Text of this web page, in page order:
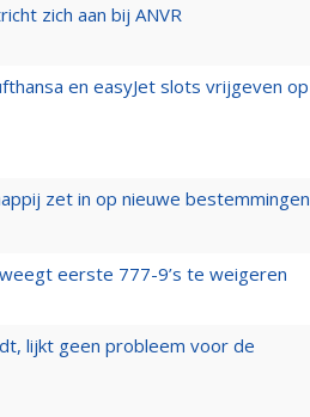
zich aan bij ANVR
en easyJet slots vrijgeven op
zet in op nieuwe bestemmingen
eerste 777-9’s te weigeren
lijkt geen probleem voor de